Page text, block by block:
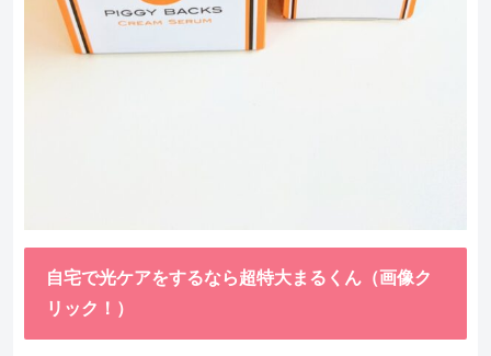
自宅で光ケアをするなら超特大まるくん（画像ク
リック！）